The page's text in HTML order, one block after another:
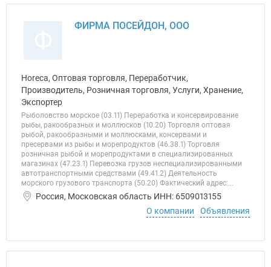
ФИРМА ПОСЕЙДОН, ООО
Horeca, Оптовая торговля, Переработчик,
Производитель, Розничная торговля, Услуги, Хранение,
Экспортер
Рыболовство морское (03.11) Переработка и консервирование
рыбы, ракообразных и моллюсков (10.20) Торговля оптовая
рыбой, ракообразными и моллюсками, консервами и
пресервами из рыбы и морепродуктов (46.38.1) Торговля
розничная рыбой и морепродуктами в специализированных
магазинах (47.23.1) Перевозка грузов неспециализированными
автотранспортными средствами (49.41.2) Деятельность
морского грузового транспорта (50.20) Фактический адрес:...
Россия, Московская область ИНН: 6509013155
О компании
Объявления